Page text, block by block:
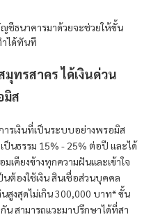
ชีธนาคารมาด้วยจะช่วยให้ขั้น
ำได้ทันที
ทรสาคร ได้เงินด่วน
มิส
รเงินที่เป็นระบบอย่างพรอมิส
ป็นธรรม 15% - 25% ต่อปี และได้
มเคียงข้างทุกความฝันและเข้าใจ
ต้องใช้เงิน สินเชื่อส่วนบุคคล
สูงสุดไม่เกิน 300,000 บาท* ขั้น
สามารถแวะมาปรึกษาได้ที่สา